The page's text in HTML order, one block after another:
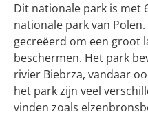
Dit nationale park is met
nationale park van
gecreëerd om een groot
beschermen. Het park
rivier Biebrza, vandaar
het park zijn veel
vinden zoals